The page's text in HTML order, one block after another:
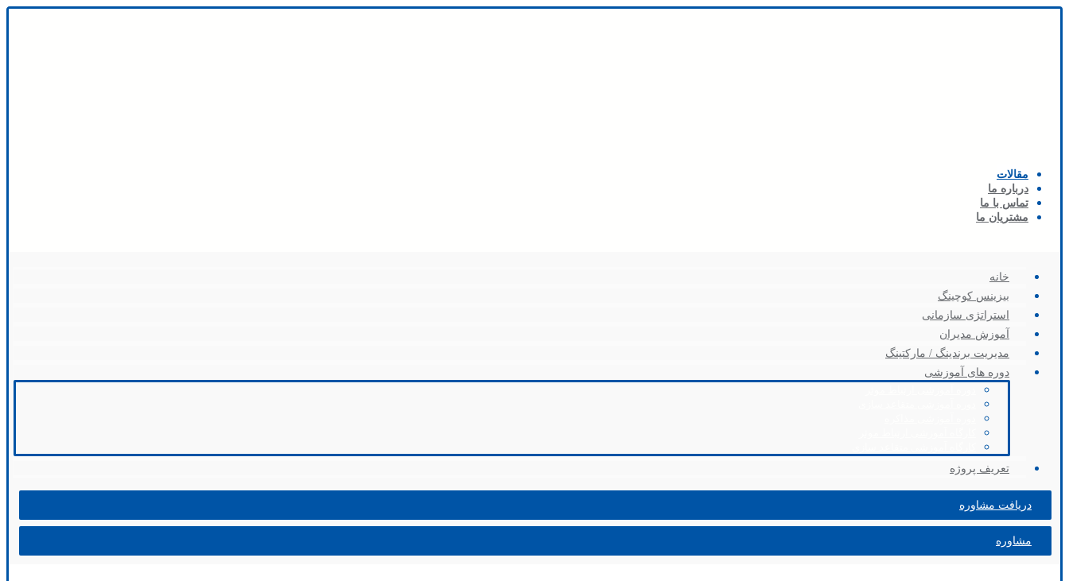
مقالات
درباره ما
تماس با ما
مشتریان ما
خانه
بیزینس کوچینگ
استراتژی سازمانی
آموزش مدیران
مدیریت برندینگ / مارکتینگ
دوره های آموزشی
تعریف پروژه
دریافت مشاوره
مشاوره